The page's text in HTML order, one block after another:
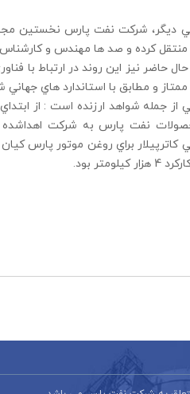
ديگر، شركت نفت پارس نخستين
منتقل كرده و صد ها مهندس و
حاضر نيز اين روند در ارتباط با
و مطابق با استاندارد هاي
از جمله شواهد ارزنده است : از
نفت پارس به شركت اهداشده
بود.